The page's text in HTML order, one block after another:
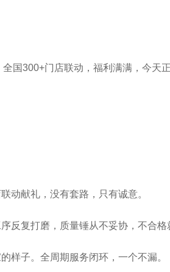
国300+门店联动，福利满满，今天
动献礼，没有套路，只有诚意。
反复打磨，质量锤从不妥协，不合格
样子。全周期服务闭环，一个不漏。